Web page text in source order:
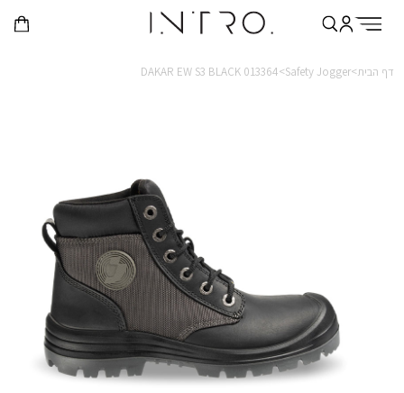
דף הבית>Safety Jogger>
DAKAR EW S3 BLACK 013364